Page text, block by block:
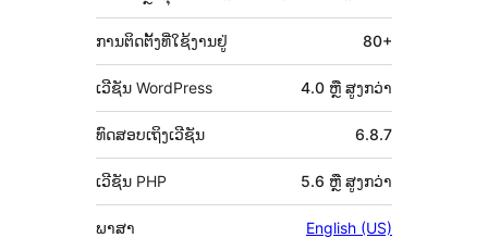
ການຕິດຕັ້ງທີ່ໃຊ້ງານຢູ່ 80+
ເວີຊັນ WordPress 4.0 ຫຼື ສູງກວ່າ
ທົດສອບເຖິງເວີຊັນ 6.8.7
ເວີຊັນ PHP 5.6 ຫຼື ສູງກວ່າ
ພາສາ English (US)